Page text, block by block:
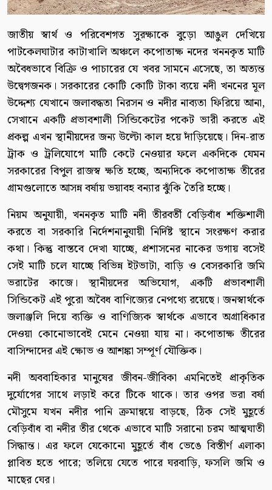
জাতীয় স্বার্থ ও পরিবেশগত সুরক্ষাকে বুড়ো আঙুল দেখিয়ে
পাটকেলঘাটার কাটাখালি অঞ্চলে কপোতাক্ষ নদের খননকৃত মাটি
অবৈধভাবে বিক্রি ও পাচারের যে খবর সামনে এসেছে, তা অত্যন্ত
উদ্বেগজনক। সরকারের কোটি কোটি টাকা ব্যয়ে নদী খননের মূল
উদ্দেশ্য যেখানে জলাবদ্ধতা নিরসন ও নদীর নাব্যতা ফিরিয়ে আনা,
সেখানে একটি প্রভাবশালী সিন্ডিকেটের পকেট ভারী করতে এই
প্রকল্প এখন স্থানীয়দের জন্য উল্টো কাল হয়ে দাঁড়িয়েছে। দিন-রাত
ট্রাক ও ট্রলিযোগে মাটি কেটে নেওয়ার ফলে একদিকে যেমন
সরকারের বিপুল রাজস্ব ক্ষতি হচ্ছে, অন্যদিকে কপোতাক্ষ তীরের
গ্রামগুলোতে আসন্ন বর্ষায় ভয়াবহ বন্যার ঝুঁকি তৈরি হচ্ছে।
নিয়ম অনুযায়ী, খননকৃত মাটি নদী তীরবর্তী বেড়িবাঁধ শক্তিশালী
করতে বা সরকারি নির্দেশনানুযায়ী নির্দিষ্ট স্থানে সংরক্ষণ করার
কথা। কিন্তু বাস্তবে দেখা যাচ্ছে, প্রশাসনের নাকের ডগায় বসেই
সেই মাটি চলে যাচ্ছে বিভিন্ন ইটভাটা, বাড়ি ও বেসরকারি জমি
ভরাটের কাজে। স্থানীয়দের অভিযোগ, একটি প্রভাবশালী
সিন্ডিকেট এই পুরো অবৈধ বাণিজ্যের নেপথ্যে রয়েছে। জনস্বার্থকে
জলাঞ্জলি দিয়ে ব্যক্তি ও বাণিজ্যিক স্বার্থকে এভাবে অগ্রাধিকার
দেওয়া কোনোভাবেই মেনে নেওয়া যায় না। কপোতাক্ষ তীরের
বাসিন্দাদের এই ক্ষোভ ও আশঙ্কা সম্পূর্ণ যৌক্তিক।
নদী অববাহিকার মানুষের জীবন-জীবিকা এমনিতেই প্রাকৃতিক
দুর্যোগের সাথে লড়াই করে টিকে থাকে। তার ওপর ভরা বর্ষা
মৌসুমে যখন নদীর পানি ক্রমান্বয়ে বাড়ছে, ঠিক সেই মুহূর্তে
বেড়িবাঁধ বা নদীর তীর থেকে এভাবে মাটি সরানো চরম আত্মঘাতী
সিদ্ধান্ত। এর ফলে যেকোনো মুহূর্তে বাঁধ ভেঙে বিস্তীর্ণ এলাকা
প্লাবিত হতে পারে; তলিয়ে যেতে পারে ঘরবাড়ি, ফসলি জমি ও
মাছের ঘের।